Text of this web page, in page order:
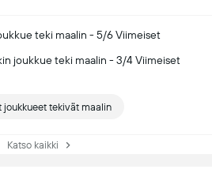
teki maalin - 5/6 Viimeiset
joukkue teki maalin - 3/4 Viimeiset
joukkueet tekivät maalin
Katso kaikki